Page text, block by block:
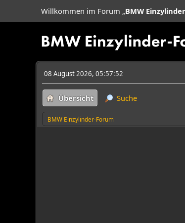
Willkommen im Forum „BMW
08 August 2026, 05:57:52
Übersicht Suche
BMW Einzylinder-Forum